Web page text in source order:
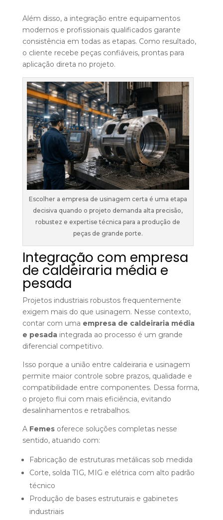
Além disso, a integração entre equipamentos
modernos e profissionais qualificados garante
consistência em todas as etapas. Como resultado,
o cliente recebe peças confiáveis, prontas para
aplicação direta no projeto.
Escolher a empresa de usinagem certa é uma etapa
decisiva quando o projeto demanda alta precisão,
robustez e expertise técnica para a produção de
peças de grande porte.
Integração com empresa
de caldeiraria média e
pesada
Projetos industriais robustos frequentemente
exigem mais do que usinagem. Nesse contexto,
contar com uma empresa de caldeiraria média
e pesadaintegrada ao processo é um grande
diferencial competitivo.
Isso porque a união entre caldeiraria e usinagem
permite maior controle sobre prazos, qualidade e
compatibilidade entre componentes. Dessa forma,
o projeto flui com mais eficiência, evitando
desalinhamentos e retrabalhos.
A Femesoferece soluções completas nesse
sentido, atuando com:
Fabricação de estruturas metálicas sob medida
Corte, solda TIG, MIG e elétrica com alto padrão
técnico
Produção de bases estruturais e gabinetes
industriais